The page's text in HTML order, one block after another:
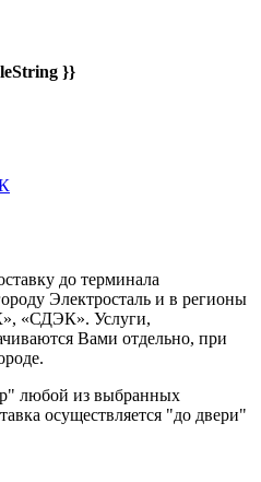
}}
до терминала
Электросталь и в регионы
«СДЭК». Услуги,
Вами отдельно, при
любой из выбранных
осуществляется "до двери"